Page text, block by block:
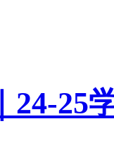
24-25